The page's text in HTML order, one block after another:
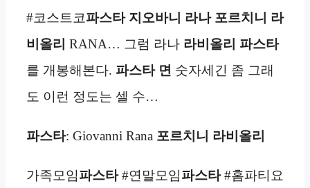
#코스트코파스타 지오바니 라나 포르치니 라
비올리 RANA… 그럼 라나 라비올리 파스타
를 개봉해본다. 파스타 면 숫자세긴 좀 그래
도 이런 정도는 셀 수…
파스타: Giovanni Rana 포르치니 라비올리
가족모임파스타#연말모임파스타#홈파티요